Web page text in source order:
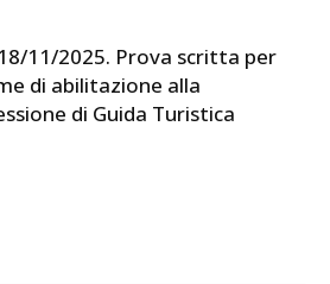
11/2025. Prova scritta per
di abilitazione alla
di Guida Turistica